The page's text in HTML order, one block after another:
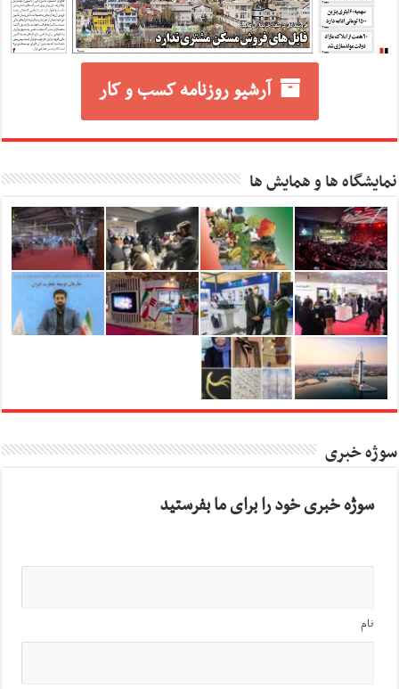
آرشیو روزنامه کسب و کار
نمایشگاه ها و همایش ها
سوژه خبری
سوژه خبری خود را برای ما بفرستید
نام